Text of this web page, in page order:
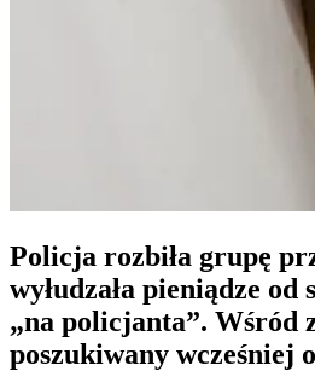
Policja rozbiła grupę
wyłudzała pieniądze od
„na policjanta”. Wśród
poszukiwany wcześniej